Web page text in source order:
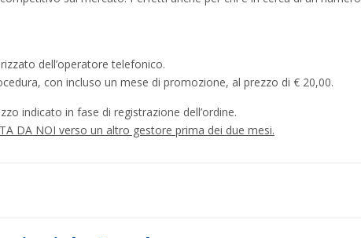
dell’operatore telefonico.
con incluso un mese di promozione, al prezzo di € 20,00.
indicato in fase di registrazione dell’ordine.
DA NOI verso un altro gestore prima dei due mesi.